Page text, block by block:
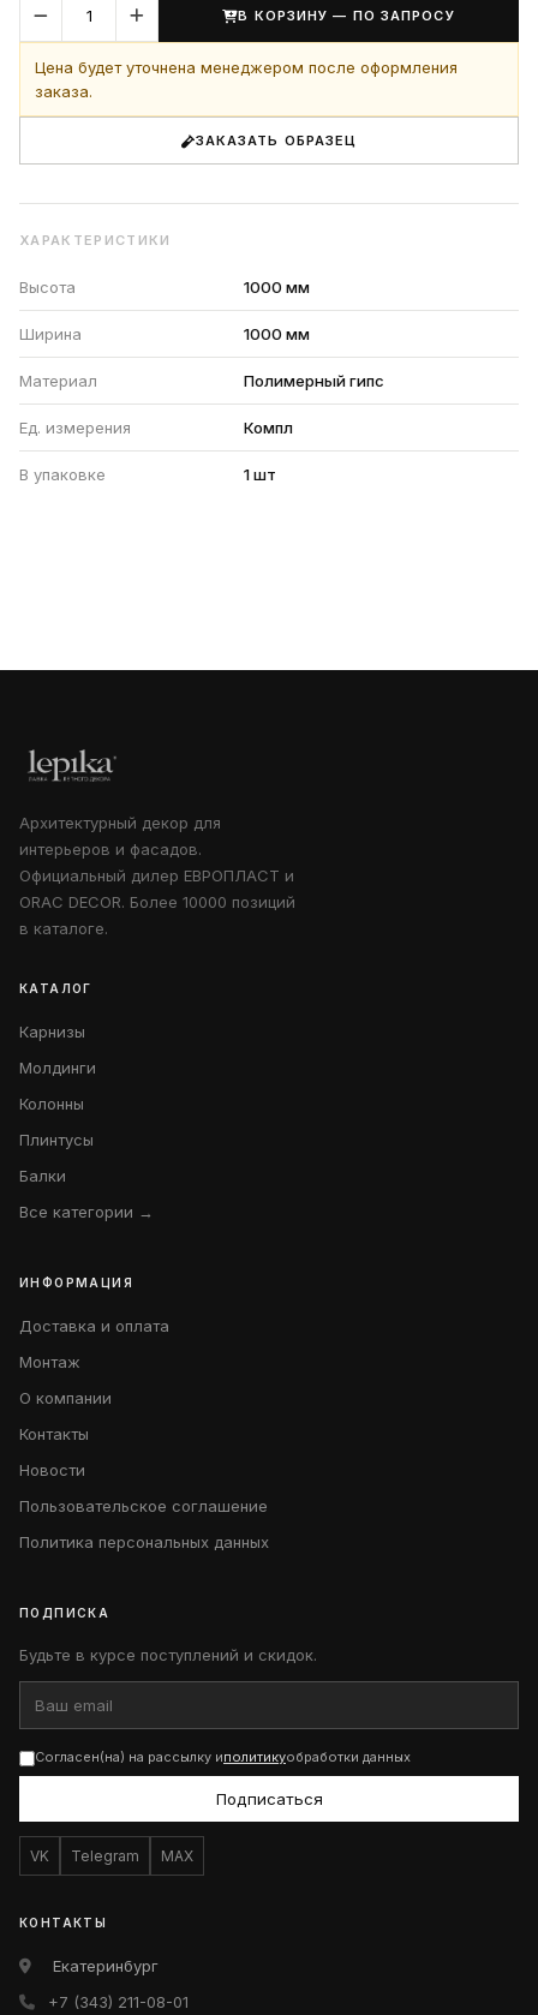
В КОРЗИНУ — ПО ЗАПРОСУ
Цена будет уточнена менеджером после оформления
заказа.
ЗАКАЗАТЬ ОБРАЗЕЦ
ХАРАКТЕРИСТИКИ
Высота 1000 мм
Ширина 1000 мм
Материал Полимерный гипс
Ед. измерения Компл
В упаковке 1 шт
Архитектурный декор для
интерьеров и фасадов.
Официальный дилер ЕВРОПЛАСТ и
ORAC DECOR. Более 10000 позиций
в каталоге.
КАТАЛОГ
Карнизы
Молдинги
Колонны
Плинтусы
Балки
Все категории →
ИНФОРМАЦИЯ
Доставка и оплата
Монтаж
О компании
Контакты
Новости
Пользовательское соглашение
Политика персональных данных
ПОДПИСКА
Будьте в курсе поступлений и скидок.
Согласен(на) на рассылку иполитикуобработки данных
Подписаться
VK Telegram MAX
КОНТАКТЫ
Екатеринбург
+7 (343) 211-08-01